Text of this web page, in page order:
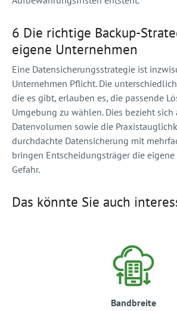
6 Die richtige Backup-
eigene Unternehmen
Eine Datensicherungsstrategie ist
Unternehmen Pflicht. Die
die es gibt, erlauben es, die passende
Umgebung zu wählen. Dies bezieht sich
Datenvolumen sowie die
durchdachte Datensicherung mit
bringen Entscheidungsträger die
Gefahr.
Das könnte Sie auch
Bandbreite